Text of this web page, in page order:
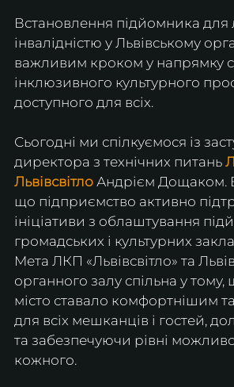
Встановлення підйомника для
інвалідністю у Львівському
важливим кроком у напрямку
інклюзивного культурного
доступного для всіх.
Сьогодні ми спілкуємося із
директора з технічних питань
Львівсвітло Андрієм Дощаком.
що підприємство активно
ініціативи з облаштування
громадських і культурних
Мета ЛКП «Львівсвітло» та
органного залу спільна у
місто ставало комфортнішим
для всіх мешканців і гостей,
та забезпечуючи рівні
кожного.